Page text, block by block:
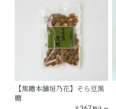
【黒糖本舗垣乃花】そら豆黒
糖